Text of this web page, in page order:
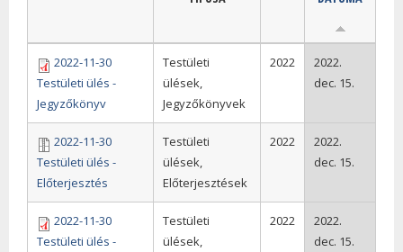
2022-11-30
Testületi ülés -
Jegyzőkönyv
Testületi
ülések,
Jegyzőkönyvek
2022
2022.
dec. 15.
2022-11-30
Testületi ülés -
Előterjesztés
Testületi
ülések,
Előterjesztések
2022
2022.
dec. 15.
2022-11-30
Testületi ülés -
Testületi
ülések,
2022
2022.
dec. 15.